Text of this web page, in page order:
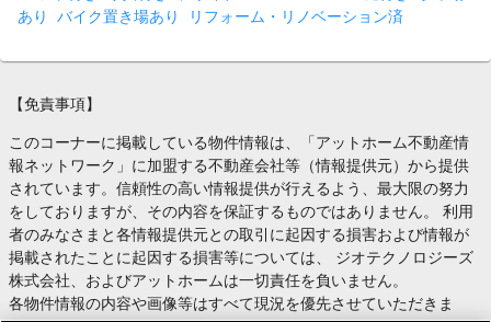
あり
バイク置き場あり リフォーム・リノベーション済
【免責事項】
このコーナーに掲載している物件情報は、「アットホーム不動産情
報ネットワーク」に加盟する不動産会社等（情報提供元）から提供
されています。信頼性の高い情報提供が行えるよう、最大限の努力
をしておりますが、その内容を保証するものではありません。 利用
者のみなさまと各情報提供元との取引に起因する損害および情報が
掲載されたことに起因する損害等については、 ジオテクノロジーズ
株式会社、およびアットホームは一切責任を負いません。
各物件情報の内容や画像等はすべて現況を優先させていただきま